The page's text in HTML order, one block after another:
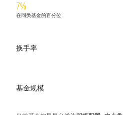
7%
在同类基金的百分位
换手率
基金规模